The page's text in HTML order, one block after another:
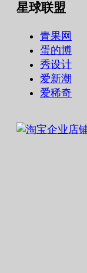
星球联盟
青果网
蛋的博
秀设计
爱新潮
爱稀奇